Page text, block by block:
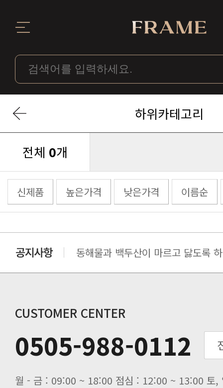
하위카테고리
전체 0개
신제품 높은가격 낮은가격 이름순
동해물과 백두산이 마르고 닳도록
CUSTOMER CENTER
0505-988-0112
월 - 금 : 09:00 ~ 18:00 점심 : 12:00 ~ 13:00 토,